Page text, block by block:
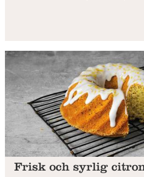
Frisk och syrlig